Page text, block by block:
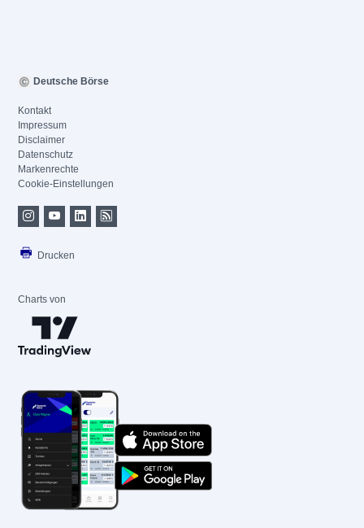
Deutsche Börse
Kontakt
Impressum
Disclaimer
Datenschutz
Markenrechte
Cookie-Einstellungen
Drucken
Charts von